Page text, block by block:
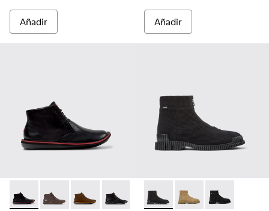
Añadir Añadir
Beetle - 36530-008 - Botines de piel negros para hombre.
Beetle - 36530-060 - Botines de piel marrones para
Beetle - 36530-059
Beetle - 36530-058Pix - K300262-017 - Botas
Pix - K300262-014
Pix -